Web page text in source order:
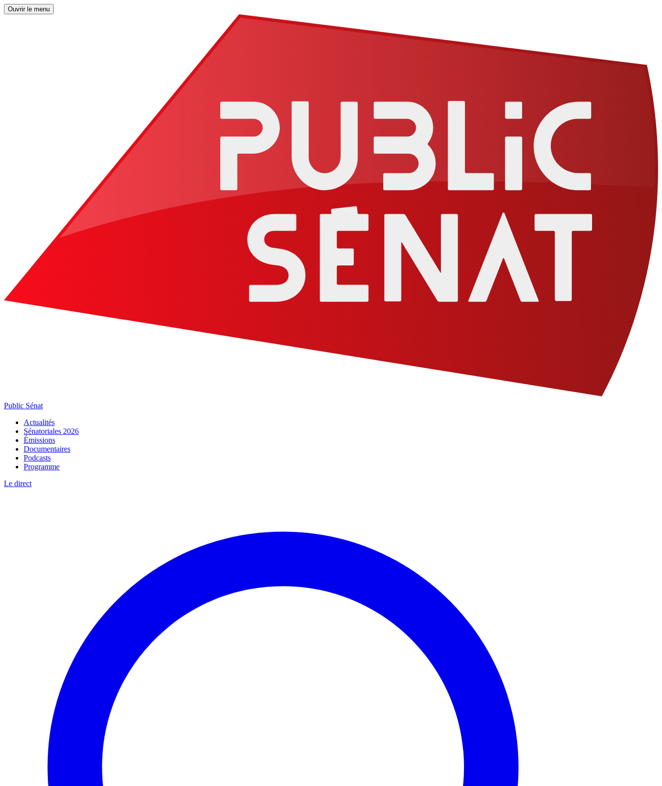
Ouvrir le menu
Public Sénat
Actualités
Sénatoriales 2026
Émissions
Documentaires
Podcasts
Programme
Le direct